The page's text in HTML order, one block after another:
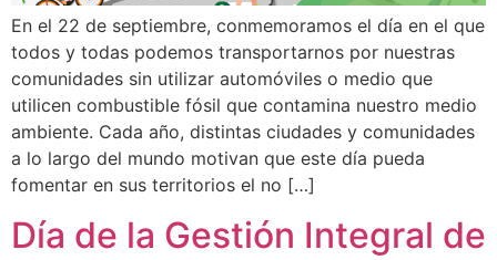
En el 22 de septiembre, conmemoramos el día en el que
todos y todas podemos transportarnos por nuestras
comunidades sin utilizar automóviles o medio que
utilicen combustible fósil que contamina nuestro medio
ambiente. Cada año, distintas ciudades y comunidades
a lo largo del mundo motivan que este día pueda
fomentar en sus territorios el no […]
Día de la Gestión Integral de